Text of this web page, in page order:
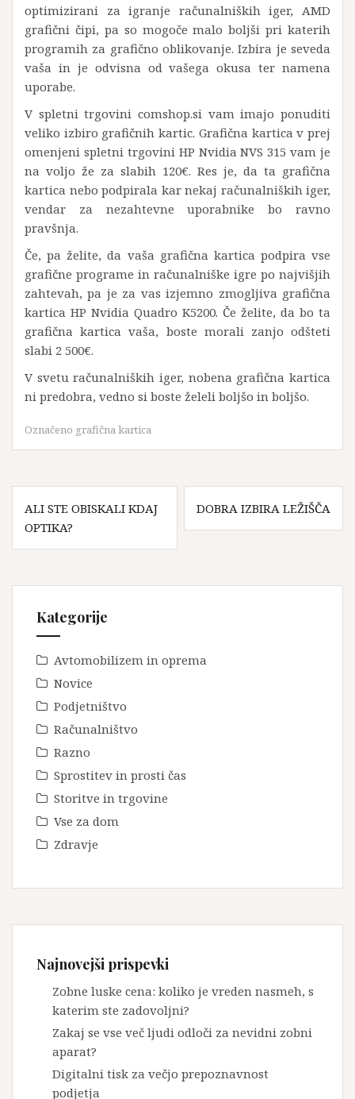
optimizirani za igranje računalniških iger, AMD
grafični čipi, pa so mogoče malo boljši pri katerih
programih za grafično oblikovanje. Izbira je seveda
vaša in je odvisna od vašega okusa ter namena
uporabe.
V spletni trgovini comshop.si vam imajo ponuditi
veliko izbiro grafičnih kartic. Grafična kartica v prej
omenjeni spletni trgovini HP Nvidia NVS 315 vam je
na voljo že za slabih 120€. Res je, da ta grafična
kartica nebo podpirala kar nekaj računalniških iger,
vendar za nezahtevne uporabnike bo ravno
pravšnja.
Če, pa želite, da vaša grafična kartica podpira vse
grafične programe in računalniške igre po najvišjih
zahtevah, pa je za vas izjemno zmogljiva grafična
kartica HP Nvidia Quadro K5200. Če želite, da bo ta
grafična kartica vaša, boste morali zanjo odšteti
slabi 2 500€.
V svetu računalniških iger, nobena grafična kartica
ni predobra, vedno si boste želeli boljšo in boljšo.
Označeno grafična kartica
Navigacija
prispevka
ALI STE OBISKALI KDAJ
OPTIKA?
DOBRA IZBIRA LEŽIŠČA
Kategorije
Avtomobilizem in oprema
Novice
Podjetništvo
Računalništvo
Razno
Sprostitev in prosti čas
Storitve in trgovine
Vse za dom
Zdravje
Najnovejši prispevki
Zobne luske cena: koliko je vreden nasmeh, s
katerim ste zadovoljni?
Zakaj se vse več ljudi odloči za nevidni zobni
aparat?
Digitalni tisk za večjo prepoznavnost
podjetja